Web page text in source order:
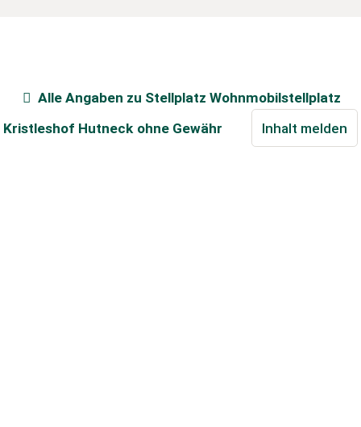
Alle Angaben zu Stellplatz Wohnmobilstellplatz
Kristleshof Hutneck ohne Gewähr Inhalt melden